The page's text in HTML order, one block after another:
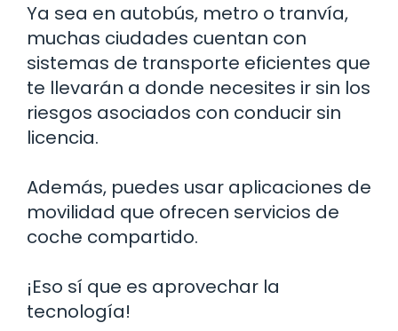
Ya sea en autobús, metro o tranvía,
muchas ciudades cuentan con
sistemas de transporte eficientes que
te llevarán a donde necesites ir sin los
riesgos asociados con conducir sin
licencia.
Además, puedes usar aplicaciones de
movilidad que ofrecen servicios de
coche compartido.
¡Eso sí que es aprovechar la
tecnología!